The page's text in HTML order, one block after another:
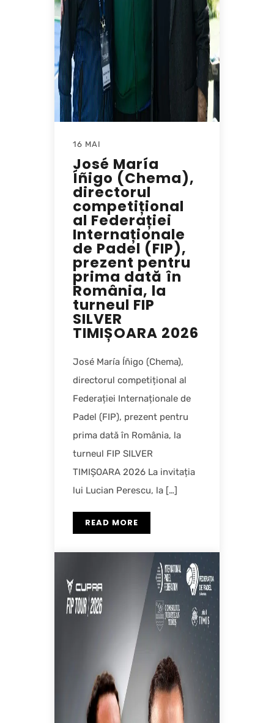
16 MAI
José María
Íñigo (Chema),
directorul
competițional
al Federației
Internaționale
de Padel (FIP),
prezent pentru
prima dată în
România, la
turneul FIP
SILVER
TIMIȘOARA 2026
José María Íñigo (Chema),
directorul competițional al
Federației Internaționale de
Padel (FIP), prezent pentru
prima dată în România, la
turneul FIP SILVER
TIMIȘOARA 2026 La invitația
lui Lucian Perescu, la […]
READ MORE